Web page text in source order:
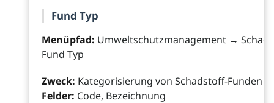
Fund Typ
Menüpfad: Umweltschutzmanagement →
Fund Typ
Zweck: Kategorisierung von Schadstoff-Funden
Felder: Code, Bezeichnung